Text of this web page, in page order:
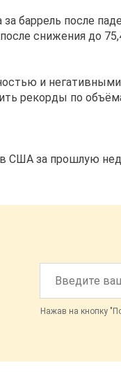
баррель после
снижения до
и
рекорды по
за прошлую
Нажав на кнопку